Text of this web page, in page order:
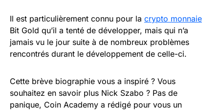
Il est particulièrement connu pour la crypto monnaie
Bit Gold qu’il a tenté de développer, mais qui n’a
jamais vu le jour suite à de nombreux problèmes
rencontrés durant le développement de celle-ci.
Cette brève biographie vous a inspiré ? Vous
souhaitez en savoir plus Nick Szabo ? Pas de
panique, Coin Academy a rédigé pour vous un